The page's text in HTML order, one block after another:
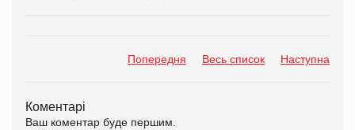
Попередня Весь список Наступна
Коментарі
Ваш коментар буде першим.